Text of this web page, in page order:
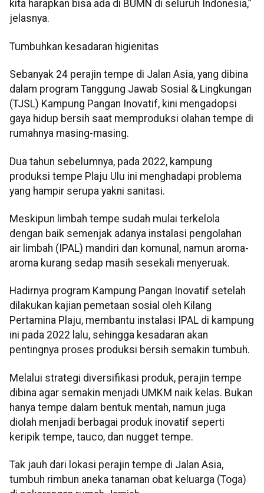
kita harapkan bisa ada di BUMN di seluruh Indonesia,”
jelasnya.
Tumbuhkan kesadaran higienitas
Sebanyak 24 perajin tempe di Jalan Asia, yang dibina
dalam program Tanggung Jawab Sosial & Lingkungan
(TJSL) Kampung Pangan Inovatif, kini mengadopsi
gaya hidup bersih saat memproduksi olahan tempe di
rumahnya masing-masing.
Dua tahun sebelumnya, pada 2022, kampung
produksi tempe Plaju Ulu ini menghadapi problema
yang hampir serupa yakni sanitasi.
Meskipun limbah tempe sudah mulai terkelola
dengan baik semenjak adanya instalasi pengolahan
air limbah (IPAL) mandiri dan komunal, namun aroma-
aroma kurang sedap masih sesekali menyeruak.
Hadirnya program Kampung Pangan Inovatif setelah
dilakukan kajian pemetaan sosial oleh Kilang
Pertamina Plaju, membantu instalasi IPAL di kampung
ini pada 2022 lalu, sehingga kesadaran akan
pentingnya proses produksi bersih semakin tumbuh.
Melalui strategi diversifikasi produk, perajin tempe
dibina agar semakin menjadi UMKM naik kelas. Bukan
hanya tempe dalam bentuk mentah, namun juga
diolah menjadi berbagai produk inovatif seperti
keripik tempe, tauco, dan nugget tempe.
Tak jauh dari lokasi perajin tempe di Jalan Asia,
tumbuh rimbun aneka tanaman obat keluarga (Toga)